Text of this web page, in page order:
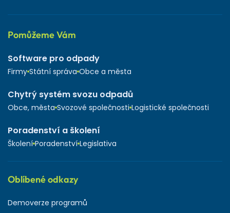
Pomůžeme Vám
Software pro odpady
Firmy Státní správa Obce a města
Chytrý systém svozu odpadů
Obce, města Svozové společnosti Logistické společnosti
Poradenství a školení
Školení Poradenství Legislativa
Oblíbené odkazy
Demoverze programů